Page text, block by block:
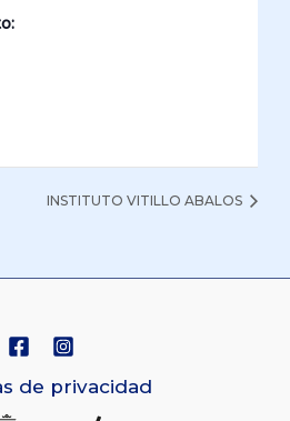
INSTITUTO VITILLO ABALOS
de privacidad